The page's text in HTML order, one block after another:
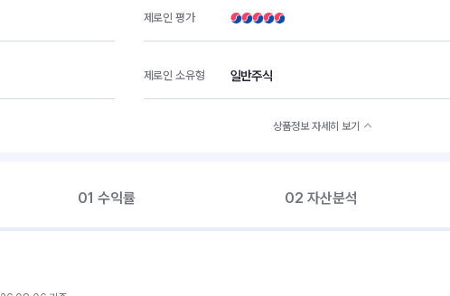
제로인 평가
제로인 소유형 일반주식
상품정보 자세히 보기
01 수익률 02 자산분석